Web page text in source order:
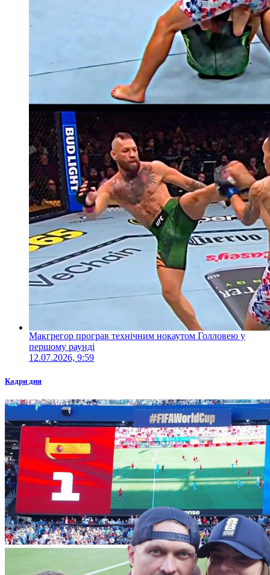
Макгрегор програв технічним нокаутом Голловею у
першому раунді
12.07.2026, 9:59
Кадри дня